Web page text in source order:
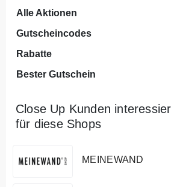
Alle Aktionen
Gutscheincodes
Rabatte
Bester Gutschein
Close Up Kunden
für diese Shops
MEINEWAND